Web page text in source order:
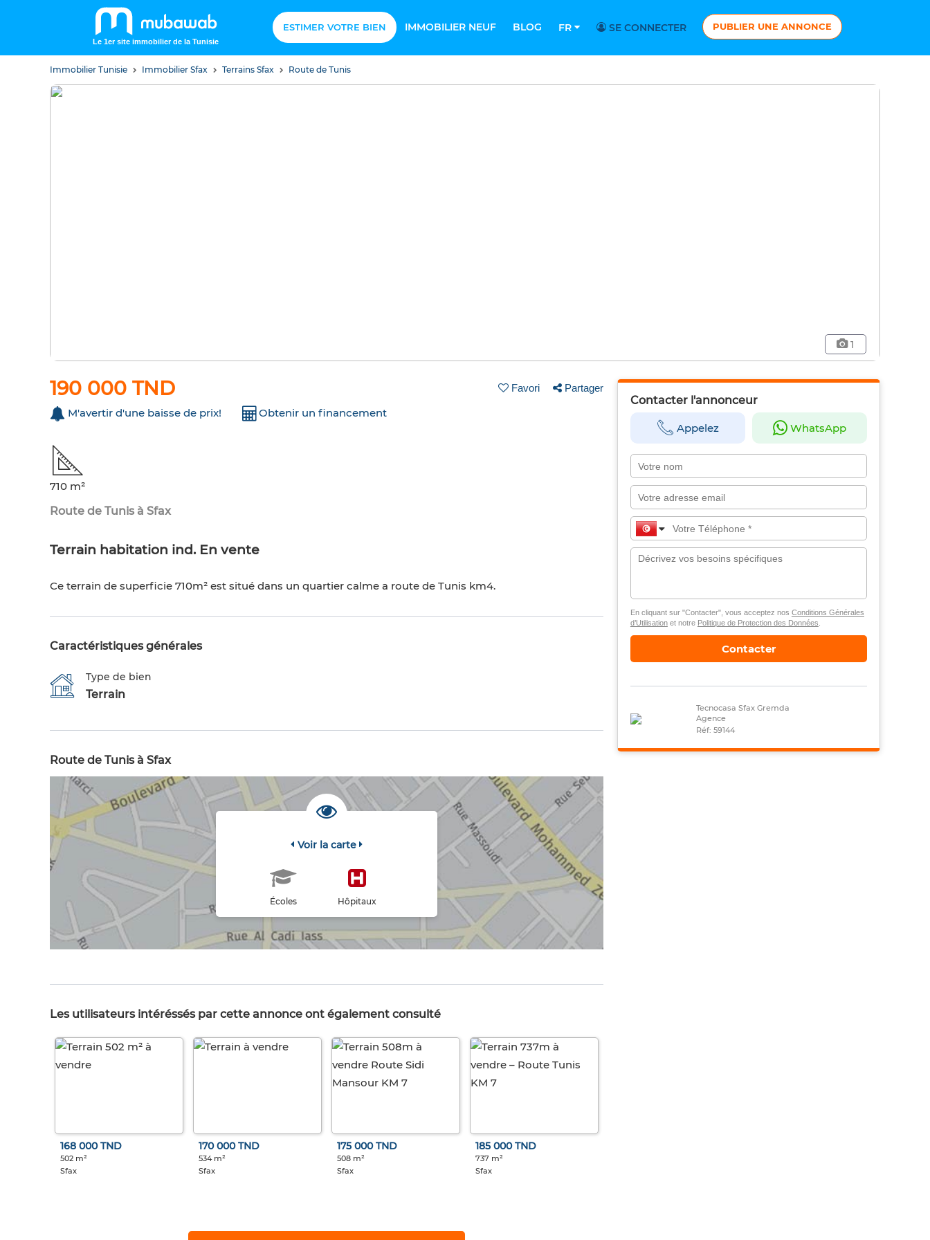
Le 1er site immobilier de la Tunisie
ESTIMER VOTRE BIEN IMMOBILIER NEUF BLOG FR SE CONNECTER PUBLIER UNE ANNONCE
Immobilier Tunisie Immobilier Sfax Terrains Sfax Route de Tunis
1
190 000 TND Favori Partager
M'avertir d'une baisse de prix! Obtenir un financement
710 m²
Route de Tunis à Sfax
Terrain habitation ind. En vente
Ce terrain de superficie 710m² est situé dans un quartier calme a route de Tunis km4.
Caractéristiques générales
Type de bien
Terrain
Route de Tunis à Sfax
Voir la carte
Écoles Hôpitaux
Les utilisateurs intéréssés par cette annonce ont également consulté
168 000 TND
502 m²
Sfax
170 000 TND
534 m²
Sfax
175 000 TND
508 m²
Sfax
185 000 TND
737 m²
Sfax
Contacter l'annonceur
Appelez WhatsApp
En cliquant sur "Contacter", vous acceptez nos Conditions Générales
d’Utilisationet notre Politique de Protection des Données
Contacter
Tecnocasa Sfax Gremda
Agence
Réf: 59144